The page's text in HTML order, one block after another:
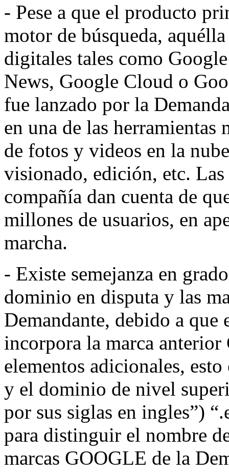
- Pese a que el producto
motor de búsqueda,
digitales tales como
News, Google Cloud o
fue lanzado por la
en una de las herramientas
de fotos y videos en la
visionado, edición, etc.
compañía dan cuenta de
millones de usuarios, en
marcha.
- Existe semejanza en
dominio en disputa y las
Demandante, debido a
incorpora la marca
elementos adicionales,
y el dominio de nivel
por sus siglas en ingles”)
para distinguir el nombre
marcas GOOGLE de la